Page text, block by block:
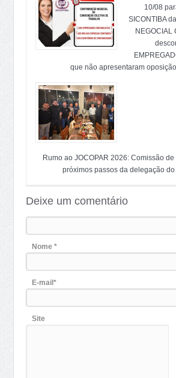
10/08
SICONTIBA
NEGOCIAL
que não apresentaram
Rumo ao JOCOPAR 2026: Comissão
próximos passos da delegação
Deixe um comentário
Nome *
E-mail*
Site